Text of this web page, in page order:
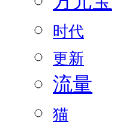
时代
更新
流量
猫